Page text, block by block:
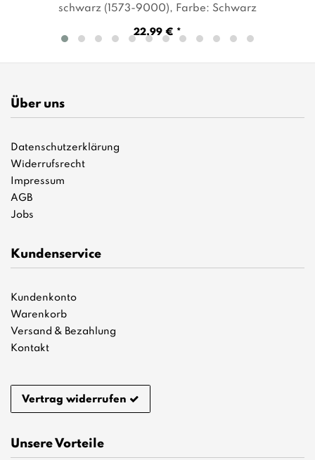
schwarz (1573-9000) , Farbe: Schwarz
22,99 € *
Über uns
Datenschutzerklärung
Widerrufsrecht
Impressum
AGB
Jobs
Kundenservice
Kundenkonto
Warenkorb
Versand & Bezahlung
Kontakt
Vertrag widerrufen
Unsere Vorteile